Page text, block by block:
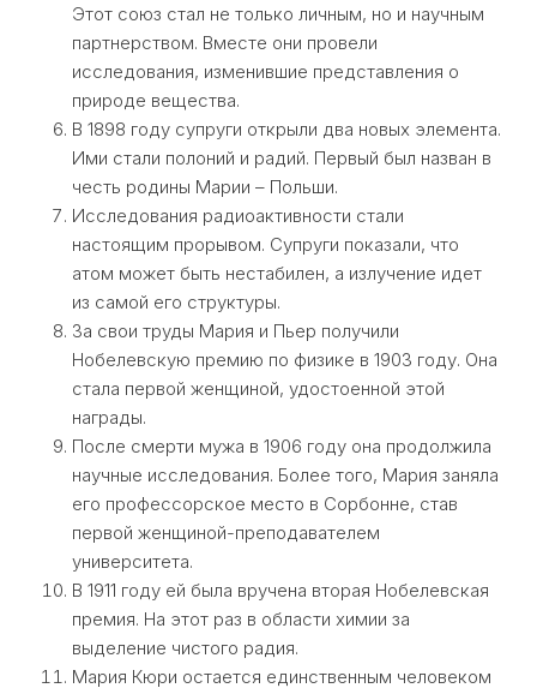
Этот союз стал не только личным, но и научным
партнерством. Вместе они провели
исследования, изменившие представления о
природе вещества.
В 1898 году супруги открыли два новых элемента.
Ими стали полоний и радий. Первый был назван в
честь родины Марии – Польши.
Исследования радиоактивности стали
настоящим прорывом. Супруги показали, что
атом может быть нестабилен, а излучение идет
из самой его структуры.
За свои труды Мария и Пьер получили
Нобелевскую премию по физике в 1903 году. Она
стала первой женщиной, удостоенной этой
награды.
После смерти мужа в 1906 году она продолжила
научные исследования. Более того, Мария заняла
его профессорское место в Сорбонне, став
первой женщиной-преподавателем
университета.
В 1911 году ей была вручена вторая Нобелевская
премия. На этот раз в области химии за
выделение чистого радия.
Мария Кюри остается единственным человеком